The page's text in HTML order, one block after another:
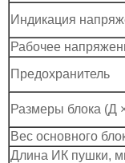
Индикация
Рабочее
Предохранитель
Размеры блока (Д
Вес основного
Длина ИК пушки,